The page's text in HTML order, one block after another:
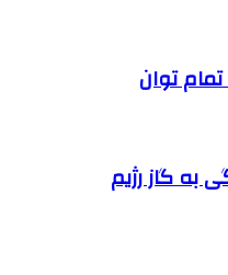
توان
به گاز رژیم